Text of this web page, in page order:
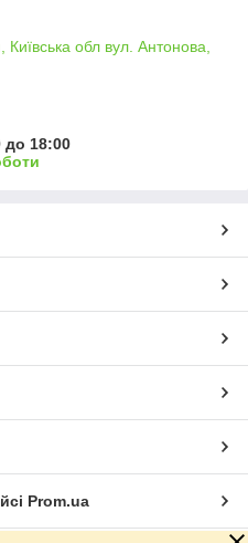
обл вул. Антонова,
до 18:00
Prom.ua